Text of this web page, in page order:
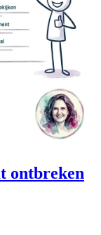
ontbreken